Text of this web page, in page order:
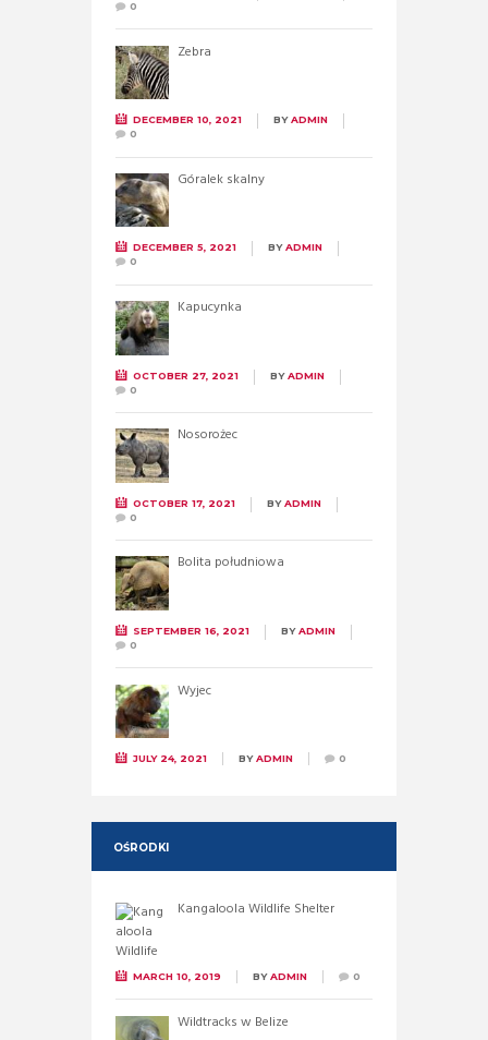
0
Zebra
DECEMBER 10, 2021 BYADMIN
0
Góralek skalny
DECEMBER 5, 2021 BYADMIN
0
Kapucynka
OCTOBER 27, 2021 BYADMIN
0
Nosorożec
OCTOBER 17, 2021 BYADMIN
0
Bolita południowa
SEPTEMBER 16, 2021 BYADMIN
0
Wyjec
JULY 24, 2021 BYADMIN 0
OŚRODKI
Kangaloola Wildlife Shelter
MARCH 10, 2019 BYADMIN 0
Wildtracks w Belize